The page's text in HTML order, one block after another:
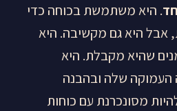
. היא משתמשת בכוחה כדי
אבל היא גם מקשיבה. היא
שהיא מקבלת. היא
שלה ובהבנה
מסונכרנת עם כוחות